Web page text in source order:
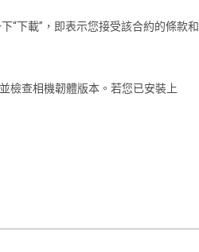
“下載”，即表示您接受該合約的條款和
] 並檢查相機韌體版本。若您已安裝上